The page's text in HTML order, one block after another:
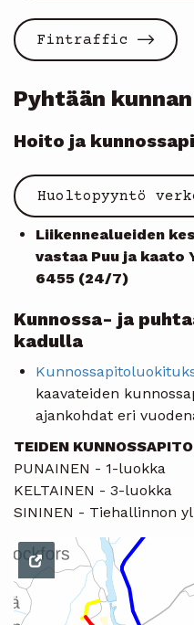
Fintraffic
Pyhtään
Hoito ja
Huoltopyyntö
Liikennealueiden
vastaa Puu ja kaato
6455 (24/7)
Kunnossa- ja
kadulla
kaavateiden
ajankohdat eri
TEIDEN
PUNAINEN - 1-luokka
KELTAINEN - 3-luokka
SININEN - Tiehallinnon